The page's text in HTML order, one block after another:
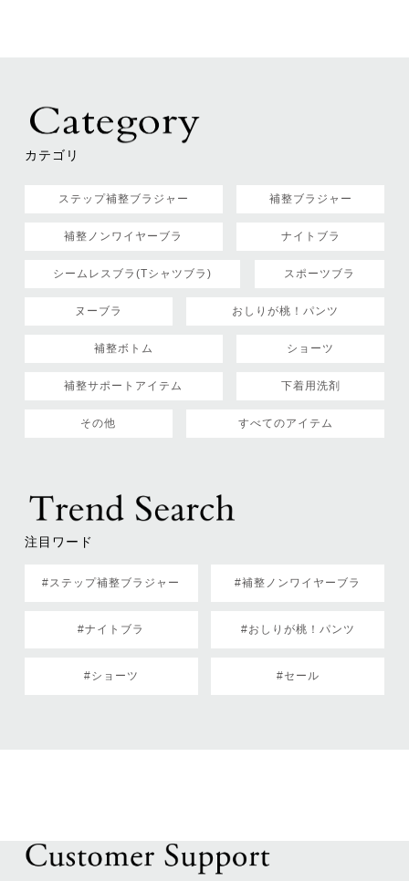
カテゴリ
ステップ補整ブラジャー 補整ブラジャー
補整ノンワイヤーブラ ナイトブラ
シームレスブラ(Tシャツブラ) スポーツブラ
ヌーブラ おしりが桃！パンツ
補整ボトム ショーツ
補整サポートアイテム 下着用洗剤
その他 すべてのアイテム
注目ワード
#ステップ補整ブラジャー #補整ノンワイヤーブラ
#ナイトブラ #おしりが桃！パンツ
#ショーツ #セール